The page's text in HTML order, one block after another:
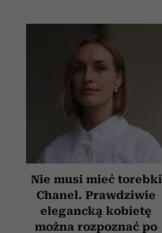
Nie musi mieć torebki
Chanel. Prawdziwie
elegancką kobietę
można rozpoznać po